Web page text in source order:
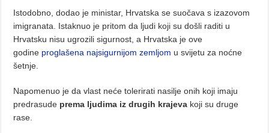
Istodobno, dodao je ministar, Hrvatska se suočava s izazovom
imigranata. Istaknuo je pritom da ljudi koji su došli raditi u
Hrvatsku nisu ugrozili sigurnost, a Hrvatska je ove
godine proglašena najsigurnijom zemljom u svijetu za noćne
šetnje.
Napomenuo je da vlast neće tolerirati nasilje onih koji imaju
predrasude prema ljudima iz drugih krajeva koji su druge
rase.